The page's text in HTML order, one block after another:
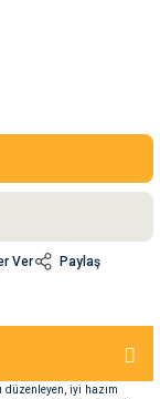
Ver
Paylaş
düzenleyen, iyi hazım